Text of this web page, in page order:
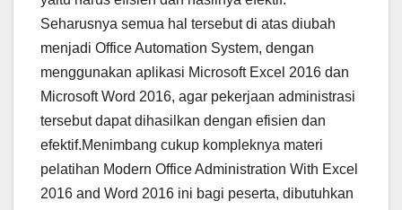
Seharusnya semua hal tersebut di atas diubah
menjadi Office Automation System, dengan
menggunakan aplikasi Microsoft Excel 2016 dan
Microsoft Word 2016, agar pekerjaan administrasi
tersebut dapat dihasilkan dengan efisien dan
efektif.Menimbang cukup kompleknya materi
pelatihan Modern Office Administration With Excel
2016 and Word 2016 ini bagi peserta, dibutuhkan